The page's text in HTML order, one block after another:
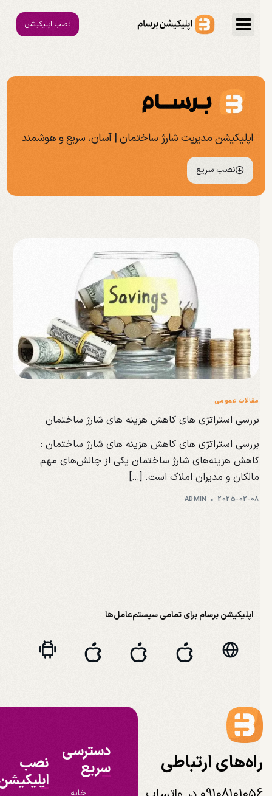
نصب اپلیکیشن
اپلیکیشن مدیریت شارژ ساختمان | آسان، سریع و هوشمند
نصب سریع
مقالات عمومی
بررسی استراتژی های کاهش هزینه های شارژ ساختمان
بررسی استراتژی های کاهش هزینه های شارژ ساختمان :
کاهش هزینه‌های شارژ ساختمان یکی از چالش‌های مهم
مالکان و مدیران املاک است. […]
ADMIN 2025-02-08
اپلیکیشن برسام برای تمامی سیستم‌عامل‌ها
ارتباطی دسترسی
سریع
خانه
نصب
اپلیکیشن